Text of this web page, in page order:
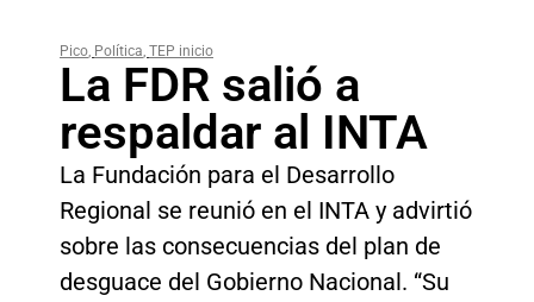
Pico, Política, TEP inicio
La FDR salió a
respaldar al INTA
La Fundación para el Desarrollo
Regional se reunió en el INTA y advirtió
sobre las consecuencias del plan de
desguace del Gobierno Nacional. “Su